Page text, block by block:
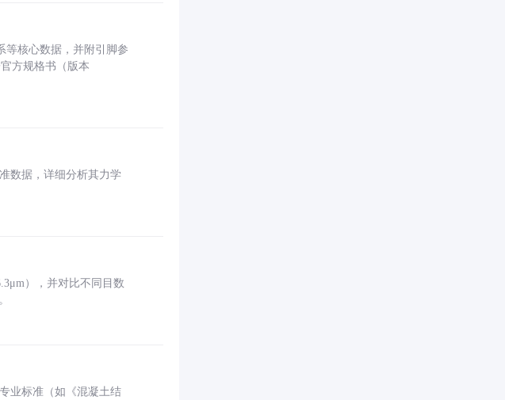
等核心数据，并附引脚参
方规格书（版本
数据，详细分析其力学
），并对比不同目数
业标准（如《混凝土结